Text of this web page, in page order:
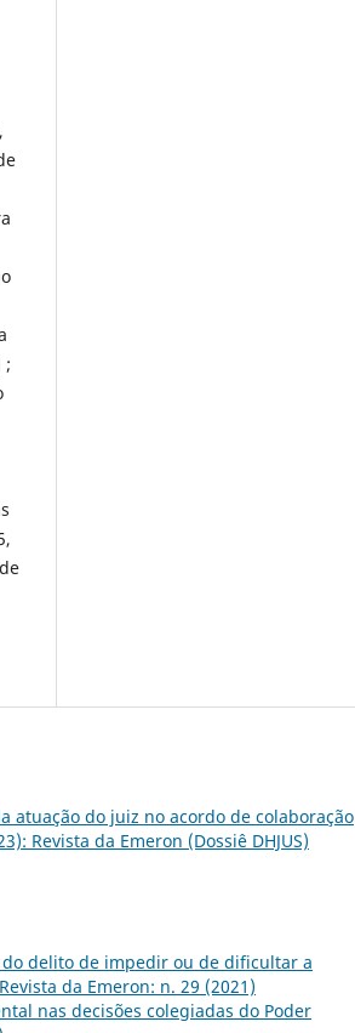
;
atuação do juiz no acordo de colaboração
Revista da Emeron (Dossiê DHJUS)
delito de impedir ou de dificultar a
Revista da Emeron: n. 29 (2021)
nas decisões colegiadas do Poder